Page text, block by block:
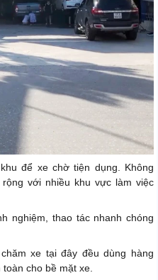
để xe chờ tiện dụng. Không
với nhiều khu vực làm việc
nghiệm, thao tác nhanh chóng
xe tại đây đều dùng hàng
cho bề mặt xe.